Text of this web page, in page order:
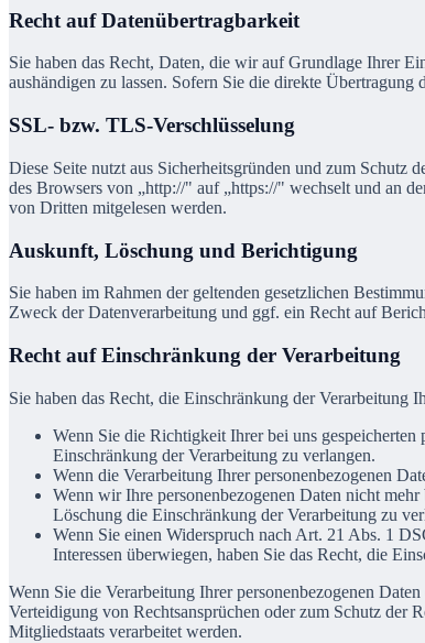
Recht auf Datenübertragbarkeit
Sie haben das Recht, Daten, die wir auf Grundlage Ihrer
aushändigen zu lassen. Sofern Sie die direkte
SSL- bzw. TLS-Verschlüsselung
Diese Seite nutzt aus Sicherheitsgründen und zum Schutz
des Browsers von „http://" auf „https://" wechselt und an
von Dritten mitgelesen werden.
Auskunft, Löschung und Berichtigung
Sie haben im Rahmen der geltenden gesetzlichen
Zweck der Datenverarbeitung und ggf. ein Recht auf
Recht auf Einschränkung der Verarbeitung
Sie haben das Recht, die Einschränkung der Verarbeitung
Wenn Sie die Richtigkeit Ihrer bei uns
Einschränkung der Verarbeitung zu verlangen.
Wenn die Verarbeitung Ihrer personenbezogenen
Wenn wir Ihre personenbezogenen Daten nicht
Löschung die Einschränkung der Verarbeitung zu
Wenn Sie einen Widerspruch nach Art. 21 Abs. 1
Interessen überwiegen, haben Sie das Recht, die
Wenn Sie die Verarbeitung Ihrer personenbezogenen
Verteidigung von Rechtsansprüchen oder zum Schutz der
Mitgliedstaats verarbeitet werden.